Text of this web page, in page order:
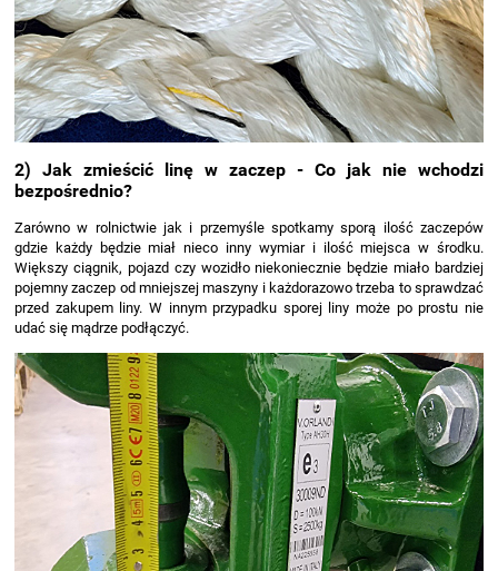
2) Jak zmieścić linę w zaczep - Co jak nie wchodzi
bezpośrednio?
Zarówno w rolnictwie jak i przemyśle spotkamy sporą ilość zaczepów
gdzie każdy będzie miał nieco inny wymiar i ilość miejsca w środku.
Większy ciągnik, pojazd czy wozidło niekoniecznie będzie miało bardziej
pojemny zaczep od mniejszej maszyny i każdorazowo trzeba to sprawdzać
przed zakupem liny. W innym przypadku sporej liny może po prostu nie
udać się mądrze podłączyć.